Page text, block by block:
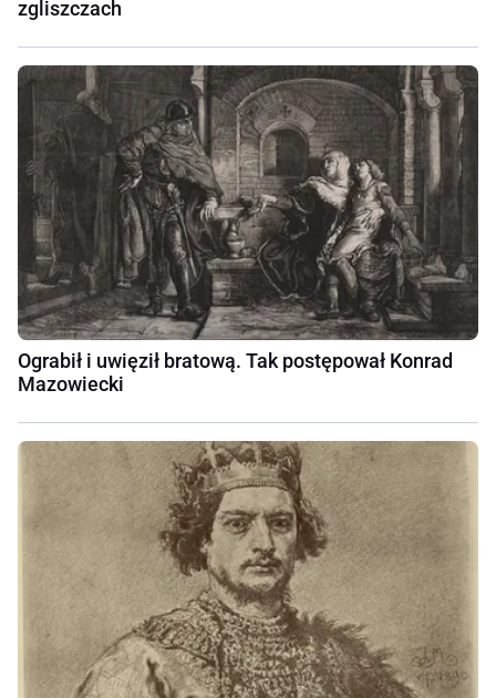
zgliszczach
Ograbił i uwięził bratową. Tak postępował Konrad
Mazowiecki